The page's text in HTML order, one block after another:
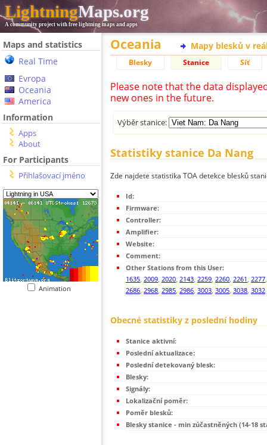
LightningMaps.org
A community project with free lightning maps and apps
Maps and statistics
Real Time
Evropa
Oceania
America
Information
Apps
About
For Participants
Přihlašovací jméno
Animation
Oceania Mapy blesků v
Blesky Stanice Síť
Please note that the data
new ones in the future.
Výběr stanice:
Statistiky stanice Da Nang
Zde najdete statistika TOA detekce blesků
Id:
Firmware:
Controller:
Amplifier:
Website:
Comment:
Other Stations from this User:
1635, 2009, 2020, 2143, 2259, 2260, 2261, 2277
2686, 2968, 2985, 2986, 3003, 3005, 3038, 3032
Obecné statistiky z poslední hodiny
Stanice aktivní:
Poslední aktualizace:
Poslední detekovaný blesk:
Blesky:
Signály:
Lokalizační poměr:
Poměr blesků:
Blesky stanice - min zúčastněných (14-18